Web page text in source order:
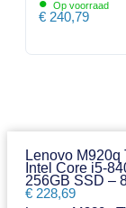
Op voorraad
€ 240,79
Lenovo M920q
Intel Core i5-
256GB SSD –
€ 228,69